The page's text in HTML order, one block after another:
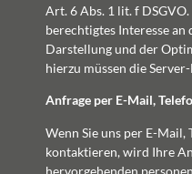
Art. 6 Abs. 1 lit. f
berechtigtes Interesse
Darstellung und der
hierzu müssen die
Anfrage per E-Mail,
Wenn Sie uns per E-Mail,
kontaktieren, wird Ihre
hervorgehenden